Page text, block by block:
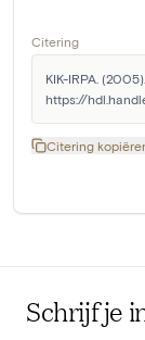
Citering
KIK-IRPA. (2005).
https://
Citering
Schrijf je